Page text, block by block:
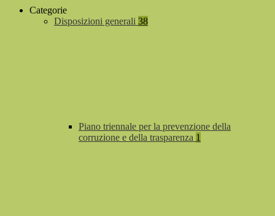
Categorie
Disposizioni generali 38
Piano triennale per la prevenzione della
corruzione e della trasparenza 1